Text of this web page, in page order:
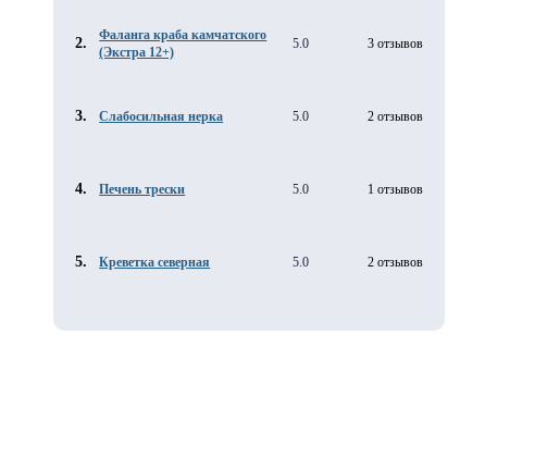
2.
Фаланга краба камчатского
(Экстра 12+)
5.0 3 отзывов
3. Слабосильная нерка 5.0 2 отзывов
4. Печень трески 5.0 1 отзывов
5. Креветка северная 5.0 2 отзывов